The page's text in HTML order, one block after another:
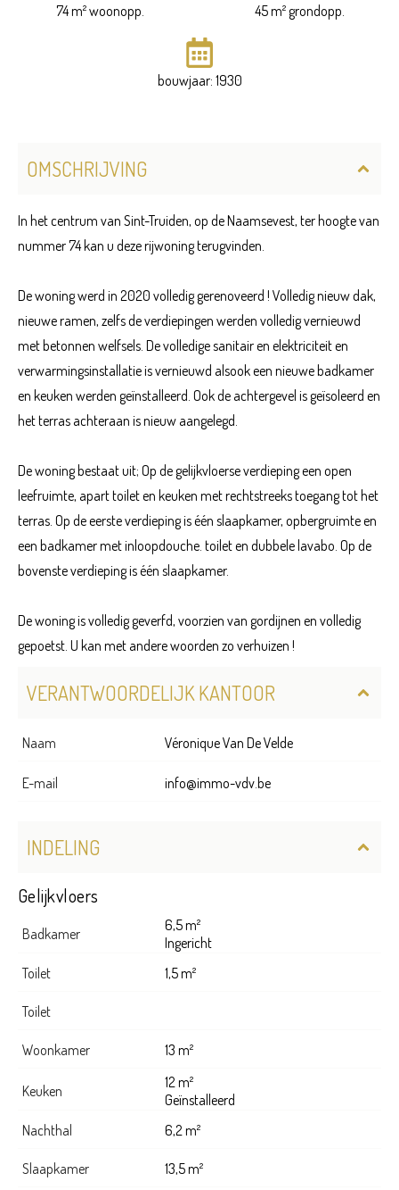
74 m² woonopp. 45 m² grondopp.
bouwjaar: 1930
OMSCHRIJVING
In het centrum van Sint-Truiden, op de Naamsevest, ter hoogte van
nummer 74 kan u deze rijwoning terugvinden.
De woning werd in 2020 volledig gerenoveerd ! Volledig nieuw dak,
nieuwe ramen, zelfs de verdiepingen werden volledig vernieuwd
met betonnen welfsels. De volledige sanitair en elektriciteit en
verwarmingsinstallatie is vernieuwd alsook een nieuwe badkamer
en keuken werden geïnstalleerd. Ook de achtergevel is geïsoleerd en
het terras achteraan is nieuw aangelegd.
De woning bestaat uit; Op de gelijkvloerse verdieping een open
leefruimte, apart toilet en keuken met rechtstreeks toegang tot het
terras. Op de eerste verdieping is één slaapkamer, opbergruimte en
een badkamer met inloopdouche. toilet en dubbele lavabo. Op de
bovenste verdieping is één slaapkamer.
De woning is volledig geverfd, voorzien van gordijnen en volledig
gepoetst. U kan met andere woorden zo verhuizen !
VERANTWOORDELIJK KANTOOR
Naam Véronique Van De Velde
E-mail info@immo-vdv.be
INDELING
Gelijkvloers
Badkamer
6,5 m²
Ingericht
Toilet
1,5 m²
Toilet
Woonkamer 13 m²
Keuken
12 m²
Geïnstalleerd
Nachthal
6,2 m²
Slaapkamer 13,5 m²